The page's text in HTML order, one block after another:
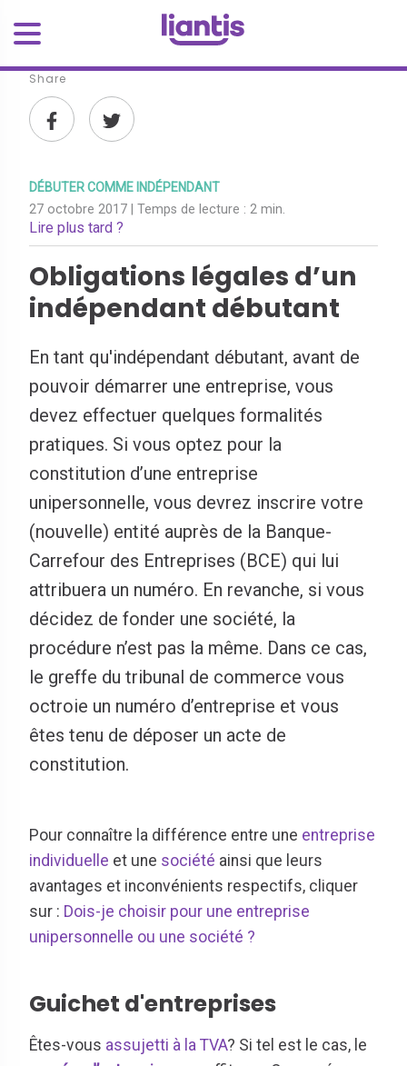
Share
DÉBUTER COMME INDÉPENDANT
27 octobre 2017 | Temps de lecture : 2 min.
Lire plus tard ?
Obligations légales d’un
indépendant débutant
En tant qu'indépendant débutant, avant de
pouvoir démarrer une entreprise, vous
devez effectuer quelques formalités
pratiques. Si vous optez pour la
constitution d’une entreprise
unipersonnelle, vous devrez inscrire votre
(nouvelle) entité auprès de la Banque-
Carrefour des Entreprises (BCE) qui lui
attribuera un numéro. En revanche, si vous
décidez de fonder une société, la
procédure n’est pas la même. Dans ce cas,
le greffe du tribunal de commerce vous
octroie un numéro d’entreprise et vous
êtes tenu de déposer un acte de
constitution.
Pour connaître la différence entre une entreprise
individuelle et une société ainsi que leurs
avantages et inconvénients respectifs, cliquer
sur : Dois-je choisir pour une entreprise
unipersonnelle ou une société ?
Guichet d'entreprises
Êtes-vous assujetti à la TVA? Si tel est le cas, le